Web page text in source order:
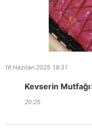
16 Haziran 2025 18:31
Kevserin Mutfağı:
20:25